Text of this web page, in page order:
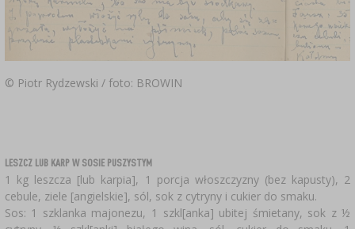
© Piotr Rydzewski / foto: BROWIN
LESZCZ LUB KARP W SOSIE PUSZYSTYM
1 kg leszcza [lub karpia], 1 porcja włoszczyzny (bez kapusty), 2
cebule, ziele [angielskie], sól, sok z cytryny i cukier do smaku.
Sos: 1 szklanka majonezu, 1 szkl[anka] ubitej śmietany, sok z ½